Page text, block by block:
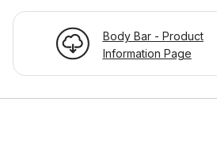
Body Bar - Product
Information Page